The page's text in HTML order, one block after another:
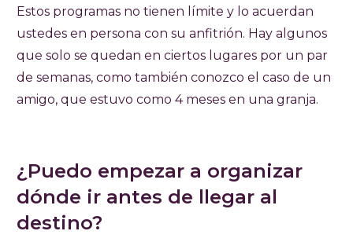
Estos programas no tienen límite y lo acuerdan
ustedes en persona con su anfitrión. Hay algunos
que solo se quedan en ciertos lugares por un par
de semanas, como también conozco el caso de un
amigo, que estuvo como 4 meses en una granja.
¿Puedo empezar a organizar
dónde ir antes de llegar al
destino?